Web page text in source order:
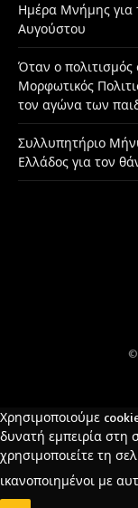
Ημέρα Μνήμης για
Αυγούστου
Όταν ο
Μορφωτικός
τον αγώνα των
Συλλυπητήριο
Ελλάδος για τον
©
Χρησιμοποιούμε
δυνατή εμπειρία στη
χρησιμοποιείτε τη
ικανοποιημένοι με